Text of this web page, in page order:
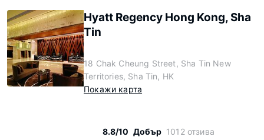
Hyatt Regency Hong Kong, Sha
Tin
18 Chak Cheung Street, Sha Tin New
Territories, Sha Tin, HK
Покажи карта
8.8/10 Добър 1012 отзива